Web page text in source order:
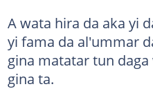
A wata hira da aka yi
yi fama da al'ummar
gina matatar tun
gina ta.